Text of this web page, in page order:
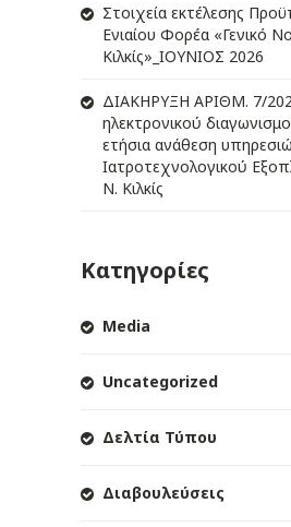
Στοιχεία εκτέλεσης
Ενιαίου Φορέα «Γενικό
Κιλκίς»_ΙΟΥΝΙΟΣ 2026
ΔIΑΚΗΡΥΞΗ ΑΡIΘΜ. 7/
ηλεκτρονικού
ετήσια ανάθεση
Ιατροτεχνολογικού
Ν. Κιλκίς
Κατηγορίες
Media
Uncategorized
Δελτία Τύπου
Διαβουλεύσεις